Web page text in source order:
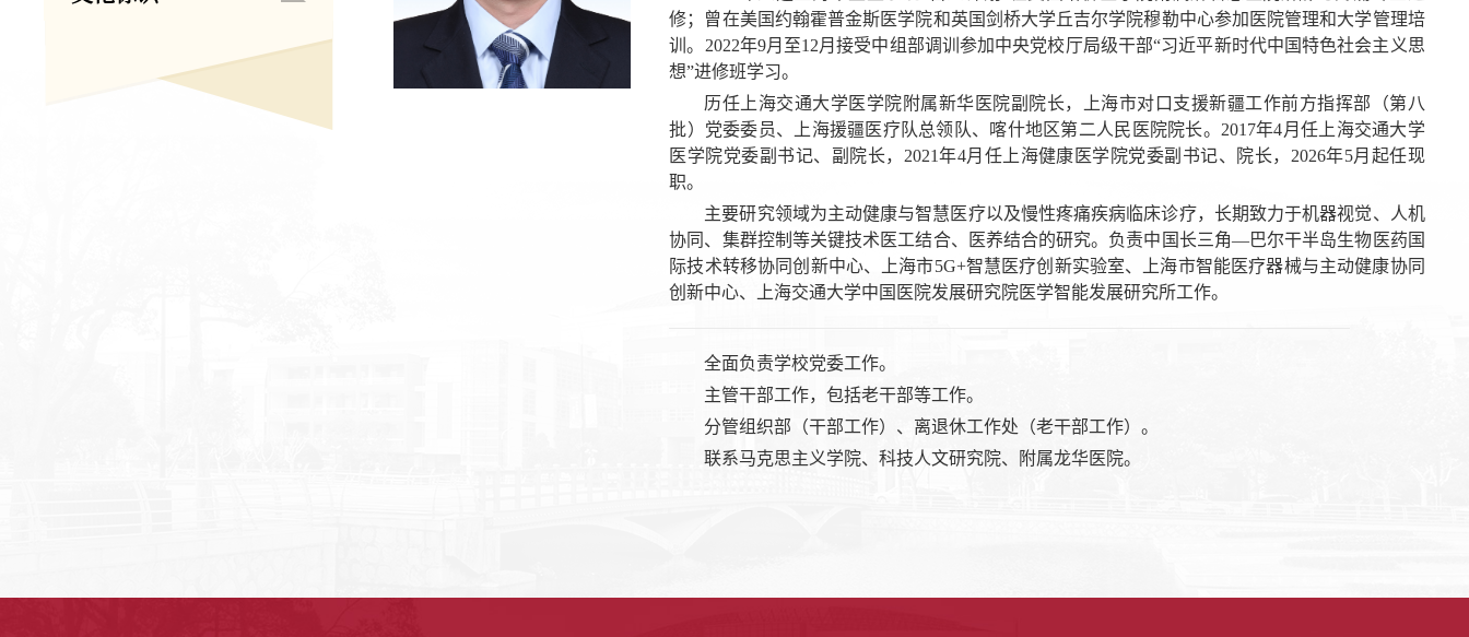
修；曾在美国约翰霍普金斯医学院和英国剑桥大学丘吉尔学院穆勒中心参加医院管理和大学管理培
训。2022年9月至12月接受中组部调训参加中央党校厅局级干部“习近平新时代中国特色社会主义思
想”进修班学习。
历任上海交通大学医学院附属新华医院副院长，上海市对口支援新疆工作前方指挥部（第八
批）党委委员、上海援疆医疗队总领队、喀什地区第二人民医院院长。2017年4月任上海交通大学
医学院党委副书记、副院长，2021年4月任上海健康医学院党委副书记、院长，2026年5月起任现
职。
主要研究领域为主动健康与智慧医疗以及慢性疼痛疾病临床诊疗，长期致力于机器视觉、人机
协同、集群控制等关键技术医工结合、医养结合的研究。负责中国长三角—巴尔干半岛生物医药国
际技术转移协同创新中心、上海市5G+智慧医疗创新实验室、上海市智能医疗器械与主动健康协同
创新中心、上海交通大学中国医院发展研究院医学智能发展研究所工作。
全面负责学校党委工作。
主管干部工作，包括老干部等工作。
分管组织部（干部工作）、离退休工作处（老干部工作）。
联系马克思主义学院、科技人文研究院、附属龙华医院。